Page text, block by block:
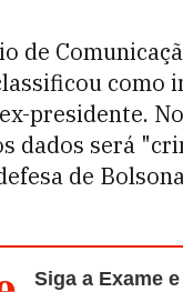
de
como
presidente.
dados será
de
Siga a Exame